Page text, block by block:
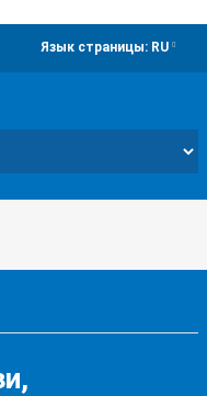
Язык страницы: RU